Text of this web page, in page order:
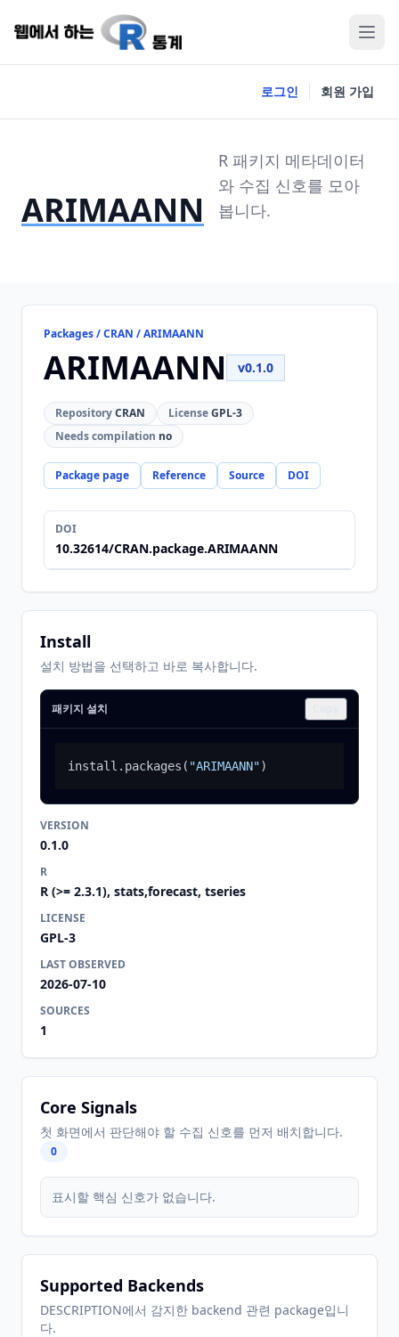
로그인 회원 가입
ARIMAANN
R 패키지 메타데이터
와 수집 신호를 모아
봅니다.
Packages / CRAN / ARIMAANN
ARIMAANN v0.1.0
RepositoryCRAN LicenseGPL-3
Needs compilation no
Package page Reference Source DOI
DOI
10.32614/CRAN.package.ARIMAANN
Install
설치 방법을 선택하고 바로 복사합니다.
패키지 설치
install.packages ( "ARIMAANN")
VERSION
0.1.0
R
R (>= 2.3.1), stats,forecast, tseries
LICENSE
GPL-3
LAST OBSERVED
2026-07-10
SOURCES
1
Core Signals
첫 화면에서 판단해야 할 수집 신호를 먼저 배치합니다.
0
표시할 핵심 신호가 없습니다.
Supported Backends
DESCRIPTION에서 감지한 backend 관련 package입니
다.